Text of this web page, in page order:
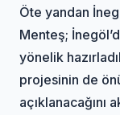
Öte yandan
Menteş;
yönelik
projesinin de
açıklanacağını